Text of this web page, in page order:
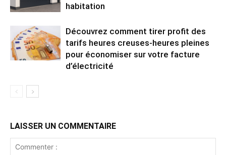
habitation
Découvrez comment tirer profit des
tarifs heures creuses-heures pleines
pour économiser sur votre facture
d’électricité
LAISSER UN COMMENTAIRE